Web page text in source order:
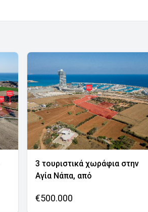
3 τουριστικά χωράφια στην
Αγία Νάπα, από
€500.000